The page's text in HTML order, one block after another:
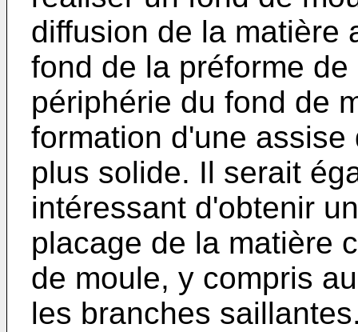
diffusion de la matière
fond de la préforme
périphérie du fond de
formation d'une
plus solide. Il serait
intéressant d'obtenir
placage de la matière
de moule, y compris
les branches